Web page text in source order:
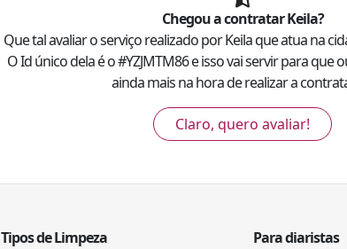
Chegou a contratarKeila?
Que tal avaliar o serviço realizado porKeilaque atua na
O Id único dela é o #YZJMTM86e isso vai servir para que
ainda mais na hora de realizar a
Claro, quero avaliar!
Tipos de Limpeza
Para diaristas